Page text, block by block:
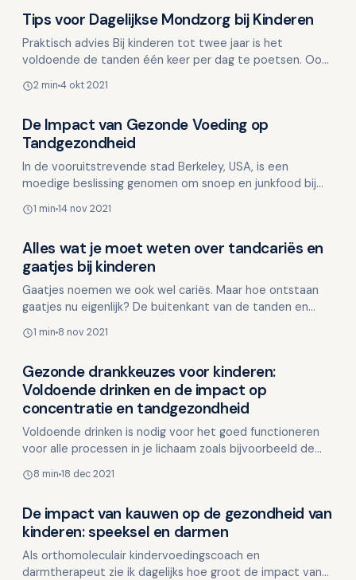
Tips voor Dagelijkse Mondzorg bij Kinderen
Praktisch advies Bij kinderen tot twee jaar is het
voldoende de tanden één keer per dag te poetsen. Ook
2 min 4 okt 2021
Kinderen en mondgezondheid
De Impact van Gezonde Voeding op
Tandgezondheid
In de vooruitstrevende stad Berkeley, USA, is een
moedige beslissing genomen om snoep en junkfood bij
met…
1 min 14 nov 2021
Kinderen en mondgezondheid
Alles wat je moet weten over tandcariës en
gaatjes bij kinderen
Gaatjes noemen we ook wel cariës. Maar hoe ontstaan
gaatjes nu eigenlijk? De buitenkant van de tanden en
he…
1 min 8 nov 2021
Kinderen en mondgezondheid
Gezonde drankkeuzes voor kinderen:
Voldoende drinken en de impact op
concentratie en tandgezondheid
Voldoende drinken is nodig voor het goed functioneren
voor alle processen in je lichaam zoals bijvoorbeeld de
8 min 18 dec 2021
Kinderen en mondgezondheid
De impact van kauwen op de gezondheid van
kinderen: speeksel en darmen
Als orthomoleculair kindervoedingscoach en
darmtherapeut zie ik dagelijks hoe groot de impact van